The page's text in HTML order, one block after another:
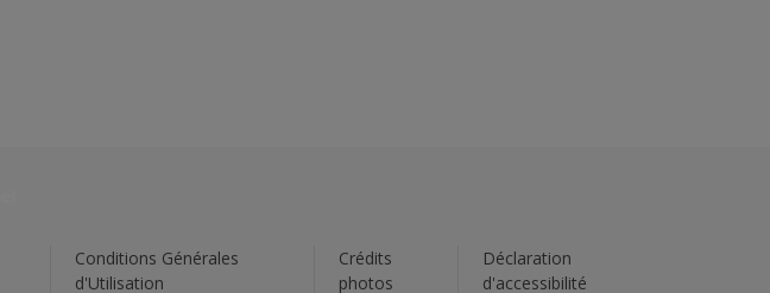
Conditions Générales
d'Utilisation
Crédits
photos
Déclaration
d'accessibilité